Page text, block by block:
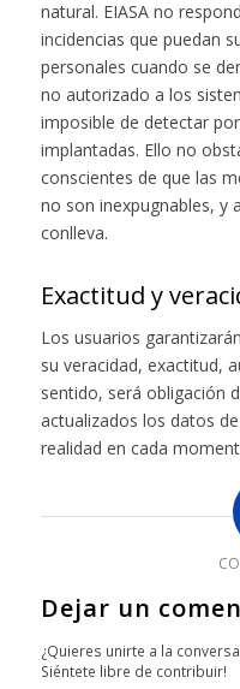
natural. EIASA no
incidencias que puedan
personales cuando se
no autorizado a los
imposible de detectar
implantadas. Ello no
conscientes de que las
no son inexpugnables, y
conlleva.
Exactitud y
Los usuarios
su veracidad, exactitud,
sentido, será obligación
actualizados los datos
realidad en cada
Dejar un
¿Quieres unirte a la
Siéntete libre de contribuir!